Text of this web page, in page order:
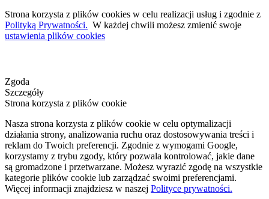
Strona korzysta z plików cookies w celu realizacji usług i zgodnie z
Polityką Prywatności. W każdej chwili możesz zmienić swoje
ustawienia plików cookies
Zgoda
Szczegóły
Strona korzysta z plików cookie
Nasza strona korzysta z plików cookie w celu optymalizacji
działania strony, analizowania ruchu oraz dostosowywania treści i
reklam do Twoich preferencji. Zgodnie z wymogami Google,
korzystamy z trybu zgody, który pozwala kontrolować, jakie dane
są gromadzone i przetwarzane. Możesz wyrazić zgodę na wszystkie
kategorie plików cookie lub zarządzać swoimi preferencjami.
Więcej informacji znajdziesz w naszej Polityce prywatności.